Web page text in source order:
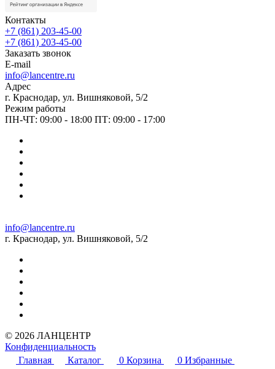
Контакты
+7 (861) 203-45-00
+7 (861) 203-45-00
Заказать звонок
E-mail
info@lancentre.ru
Адрес
г. Краснодар, ул. Вишняковой, 5/2
Режим работы
ПН-ЧТ: 09:00 - 18:00 ПТ: 09:00 - 17:00
info@lancentre.ru
г. Краснодар, ул. Вишняковой, 5/2
© 2026 ЛАНЦЕНТР
Конфиденциальность
Главная
Каталог 0 Корзина 0 Избранные